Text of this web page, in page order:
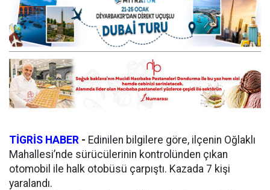
TİGRİS HABER - Edinilen bilgilere göre, ilçenin Oğlaklı
Mahallesi’nde sürücülerinin kontrolünden çıkan
otomobil ile halk otobüsü çarpıştı. Kazada 7 kişi
yaralandı.